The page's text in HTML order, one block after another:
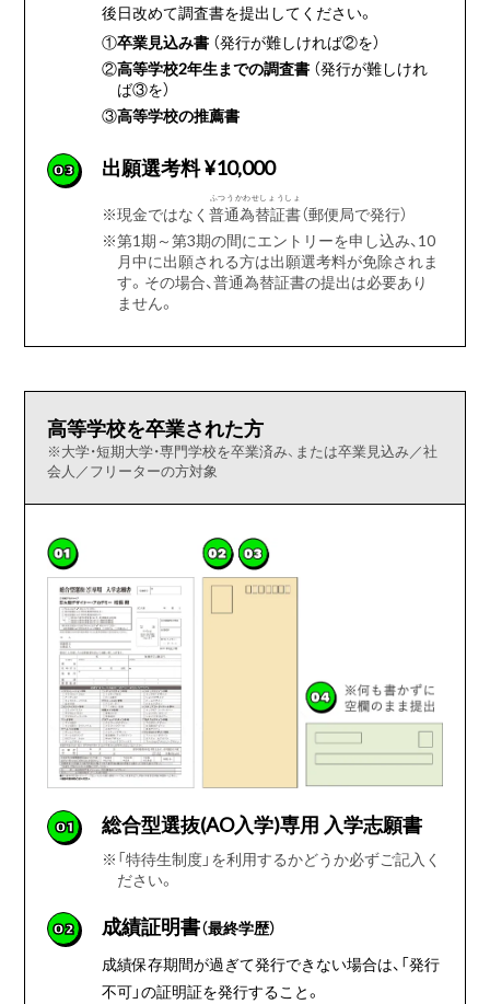
後日改めて調査書を提出してください。
①卒業見込み書 （発行が難しければ②を）
②高等学校2年生までの調査書 （発行が難しけれ
ば③を）
③高等学校の推薦書
03 出願選考料 ¥10,000
※現金ではなく普通為替証書
ふつうかわせしょうしょ
（郵便局で発行）
※第1期～第3期の間にエントリーを申し込み、10
月中に出願される方は出願選考料が免除されま
す。その場合、普通為替証書の提出は必要あり
ません。
高等学校を卒業された方
※大学・短期大学・専門学校を卒業済み、または卒業見込み／社
会人／フリーターの方対象
01 総合型選抜(AO入学)専用 入学志願書
※ 「特待生制度」を利用するかどうか必ずご記入く
ださい。
02 成績証明書（最終学歴）
成績保存期間が過ぎて発行できない場合は、「発行
不可」の証明証を発行すること。